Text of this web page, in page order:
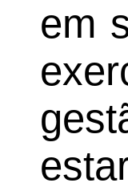
em